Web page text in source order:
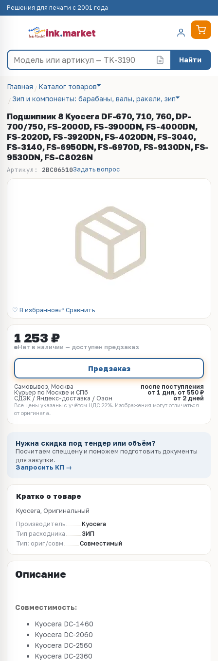
Решения для печати с 2001 года
ink.market
Найти
Главная
Каталог товаров
Зип и компоненты: барабаны, валы, ракели, зип
Подшипник 8 Kyocera DF-670, 710, 760, DP-
700/750, FS-2000D, FS-3900DN, FS-4000DN,
FS-2020D, FS-3920DN, FS-4020DN, FS-3040,
FS-3140, FS-6950DN, FS-6970D, FS-9130DN, FS-
9530DN, FS-C8026N
Артикул: 2BC06510Задать вопрос
♡ В избранное⇄ Сравнить
1 253 ₽
Нет в наличии — доступен предзаказ
Предзаказ
Самовывоз, Москва
после поступления
Курьер по Москве и СПб
от 1 дня, от 550 ₽
СДЭК / Яндекс-доставка / Озон
от 2 дней
Все цены указаны с учётом НДС 22%. Изображения могут отличаться
от оригинала.
Нужна скидка под тендер или объём?
Посчитаем спеццену и поможем подготовить документы
для закупки.
Запросить КП →
Кратко о товаре
Kyocera, Оригинальный
Производитель
Kyocera
Тип расходника
ЗИП
Тип: ориг/совм
Совместимый
Описание
Совместимость:
Kyocera DC-1460
Kyocera DC-2060
Kyocera DC-2560
Kyocera DC-2360